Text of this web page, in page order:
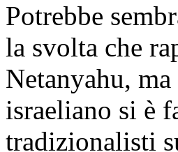
Potrebbe
la svolta che
Netanyahu,
israeliano si è
tradizionalisti